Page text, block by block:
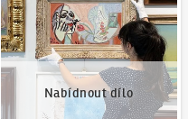
Nabídnout dílo